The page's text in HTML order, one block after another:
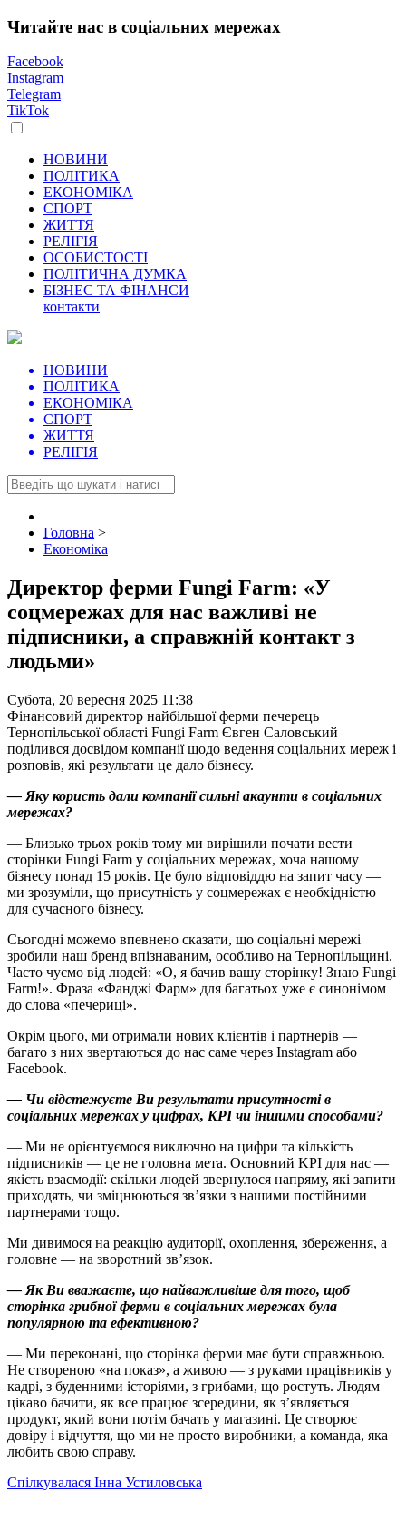
Читайте нас в соціальних мережах
Facebook
Instagram
Telegram
TikTok
НОВИНИ
ПОЛІТИКА
ЕКОНОМІКА
СПОРТ
ЖИТТЯ
РЕЛІГІЯ
ОСОБИСТОСТІ
ПОЛІТИЧНА ДУМКА
БІЗНЕС ТА ФІНАНСИ
контакти
НОВИНИ
ПОЛІТИКА
ЕКОНОМІКА
СПОРТ
ЖИТТЯ
РЕЛІГІЯ
Головна >
Економіка
Директор ферми Fungi Farm: «У
соцмережах для нас важливі не
підписники, а справжній контакт з
людьми»
Субота, 20 вересня 2025 11:38
Фінансовий директор найбільшої ферми печерець
Тернопільської області Fungi Farm Євген Саловський
поділився досвідом компанії щодо ведення соціальних мереж і
розповів, які результати це дало бізнесу.
— Яку користь дали компанії сильні акаунти в соціальних
мережах?
— Близько трьох років тому ми вирішили почати вести
сторінки Fungi Farm у соціальних мережах, хоча нашому
бізнесу понад 15 років. Це було відповіддю на запит часу —
ми зрозуміли, що присутність у соцмережах є необхідністю
для сучасного бізнесу.
Сьогодні можемо впевнено сказати, що соціальні мережі
зробили наш бренд впізнаваним, особливо на Тернопільщині.
Часто чуємо від людей: «О, я бачив вашу сторінку! Знаю Fungi
Farm!». Фраза «Фанджі Фарм» для багатьох уже є синонімом
до слова «печериці».
Окрім цього, ми отримали нових клієнтів і партнерів —
багато з них звертаються до нас саме через Instagram або
Facebook.
— Чи відстежуєте Ви результати присутності в
соціальних мережах у цифрах, KPI чи іншими способами?
— Ми не орієнтуємося виключно на цифри та кількість
підписників — це не головна мета. Основний KPI для нас —
якість взаємодії: скільки людей звернулося напряму, які запити
приходять, чи зміцнюються зв’язки з нашими постійними
партнерами тощо.
Ми дивимося на реакцію аудиторії, охоплення, збереження, а
головне — на зворотний зв’язок.
— Як Ви вважаєте, що найважливіше для того, щоб
сторінка грибної ферми в соціальних мережах була
популярною та ефективною?
— Ми переконані, що сторінка ферми має бути справжньою.
Не створеною «на показ», а живою — з руками працівників у
кадрі, з буденними історіями, з грибами, що ростуть. Людям
цікаво бачити, як все працює зсередини, як з’являється
продукт, який вони потім бачать у магазині. Це створює
довіру і відчуття, що ми не просто виробники, а команда, яка
любить свою справу.
Спілкувалася Інна Устиловська